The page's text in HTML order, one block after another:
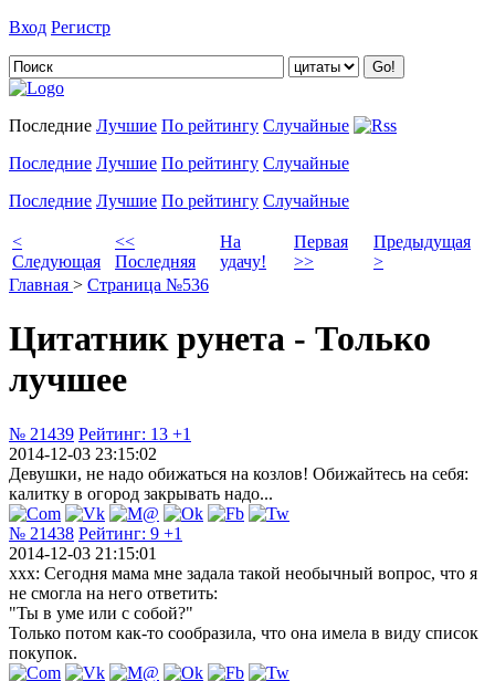
Вход Регистр
Последние Лучшие По рейтингу Случайные
Последние Лучшие По рейтингу Случайные
Последние Лучшие По рейтингу Случайные
<
Следующая
<<
Последняя
На
удачу!
Первая
>>
Предыдущая
>
Главная > Страница №536
Цитатник рунета - Только
лучшее
№ 21439 Рейтинг: 13 +1
2014-12-03 23:15:02
Девушки, не надо обижаться на козлов! Обижайтесь на себя:
калитку в огород закрывать надо...
№ 21438 Рейтинг: 9 +1
2014-12-03 21:15:01
xxx: Сегодня мама мне задала такой необычный вопрос, что я
не смогла на него ответить:
"Ты в уме или с собой?"
Только потом как-то сообразила, что она имела в виду список
покупок.